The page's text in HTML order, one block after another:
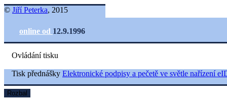
© Jiří Peterka, 2015
online od 12.9.1996
Ovládání tisku
Tisk přednášky Elektronické podpisy a pečetě ve světle nařízení
Rozbal